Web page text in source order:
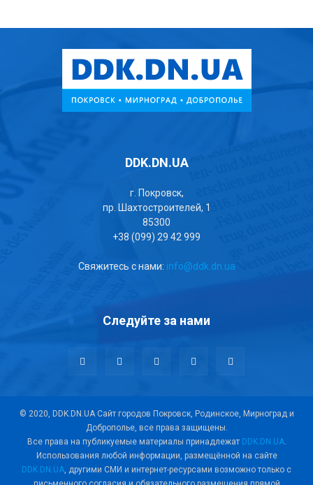
DDK.DN.UA
г. Покровск,
пр. Шахтостроителей, 1
85300
+38 (099) 29 42 999
Свяжитесь с нами: info@ddk.dn.ua
Следуйте за нами
© 2020, DDK.DN.UA Сайт городов Покровск, Родинское, Мирноград и
Доброполье, все права защищены.
Все права на публикуемые материалы принадлежат DDK.DN.UA.
Использования любой информации, размещённой на сайте
DDK.DN.UA, другими СМИ и интернет-ресурсами возможно только с